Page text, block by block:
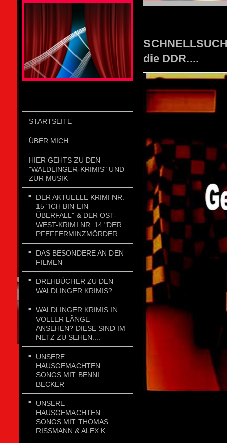
STARTSEITE
ÜBER MICH
HIER GEHTS ZU DEN
"WALDLINGER-KRIMIS" UND
ZUR MUSIK
DER AKTUELLE KRIMI NR.
15 "ICH BIN EIN
ÜBERFALL" & DER OST-
WEST-KRIMI NR. 14 "DER
PFEFFERMINZMÖRDER
DAS BESONDERE AN DEN
FILMEN
DREHBÜCHER ZU DEN
WALDLINGER KRIMIS?
WALDLINGER KRIMIS IN
VOLLER LÄNGE
ANSEHEN? DIESE SIND IM
NETZ ZU SEHEN....
UNSERE
HAUSGEMACHTEN
SONGS MIT BENNI
BECKER
UNSERE
HAUSGEMACHTEN
SONGS MIT THOMAS
RISSMANN & ALEX K.
die DDR....